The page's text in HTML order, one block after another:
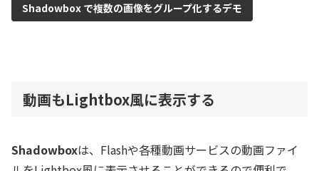
Shadowbox で複数の画像をグループ化するデモ
動画もLightbox風に表示する
Shadowboxは、Flashや各種動画サービスの動画ファイ